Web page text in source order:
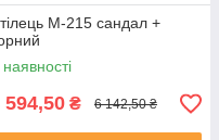
M-215 сандал +
594,50 ₴ 6 142,50 ₴